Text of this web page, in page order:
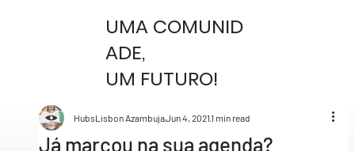
UMA COMUNID
ADE,
UM FUTURO!
Já marcou na sua agenda?
HubsLisbon AzambujaJun 4, 20211 min read